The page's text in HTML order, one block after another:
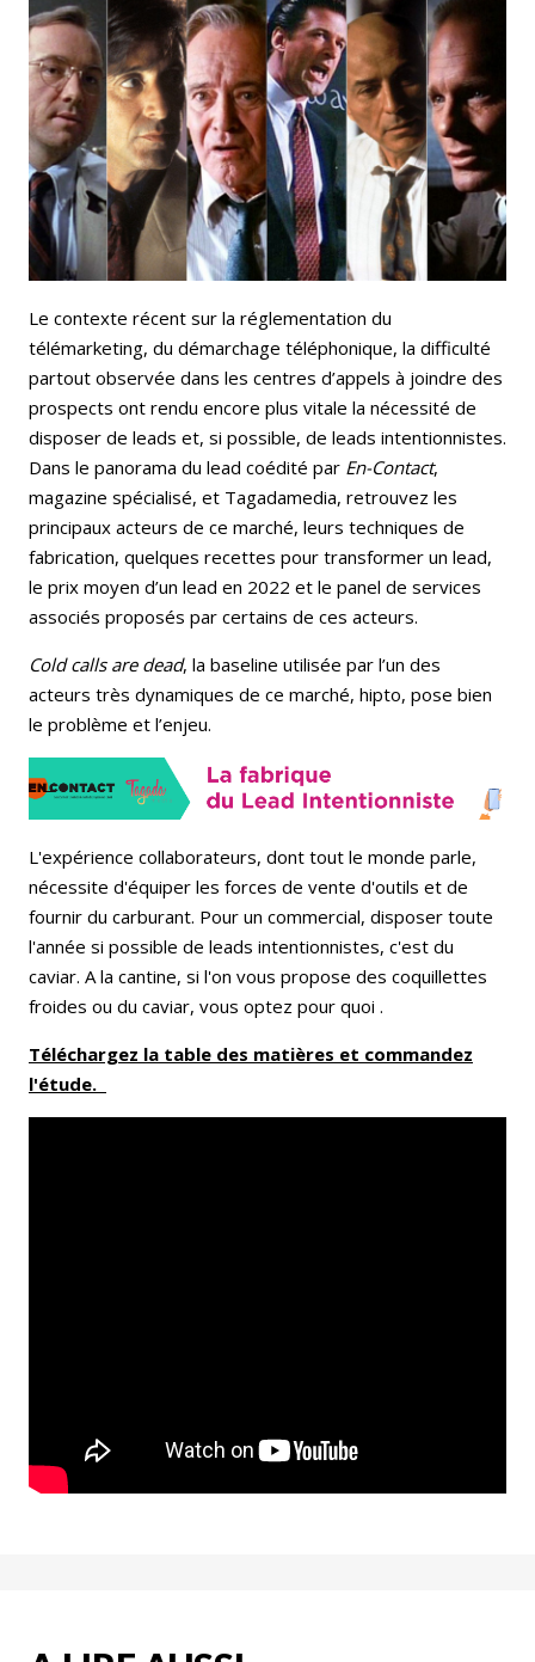
Le contexte récent sur la réglementation du
télémarketing, du démarchage téléphonique, la difficulté
partout observée dans les centres d’appels à joindre des
prospects ont rendu encore plus vitale la nécessité de
disposer de leads et, si possible, de leads intentionnistes.
Dans le panorama du lead coédité par En-Contact,
magazine spécialisé, et Tagadamedia, retrouvez les
principaux acteurs de ce marché, leurs techniques de
fabrication, quelques recettes pour transformer un lead,
le prix moyen d’un lead en 2022 et le panel de services
associés proposés par certains de ces acteurs.
Cold calls are dead, la baseline utilisée par l’un des
acteurs très dynamiques de ce marché, hipto, pose bien
le problème et l’enjeu.
L'expérience collaborateurs, dont tout le monde parle,
nécessite d'équiper les forces de vente d'outils et de
fournir du carburant. Pour un commercial, disposer toute
l'année si possible de leads intentionnistes, c'est du
caviar. A la cantine, si l'on vous propose des coquillettes
froides ou du caviar, vous optez pour quoi .
Téléchargez la table des matières et commandez
l'étude.